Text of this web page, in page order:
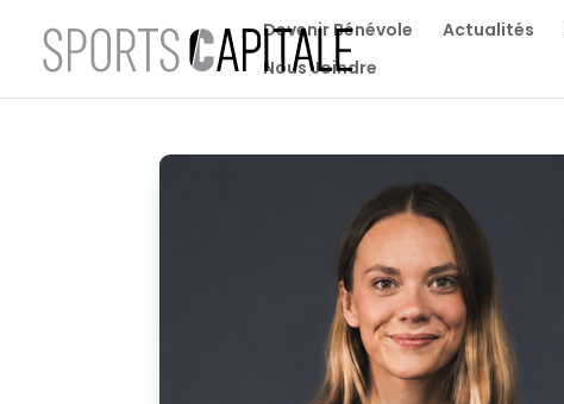
Devenir Bénévole Actualités
Nous Joindre